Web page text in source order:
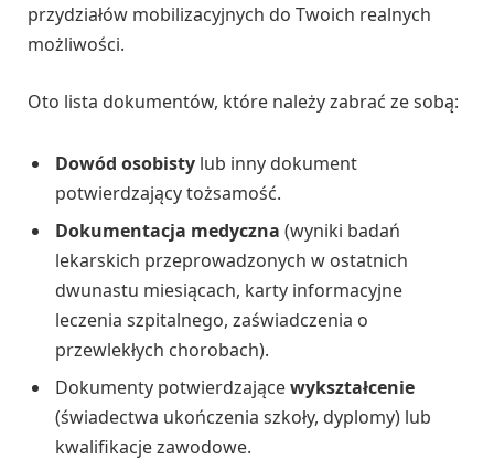
przydziałów mobilizacyjnych do Twoich realnych
możliwości.
Oto lista dokumentów, które należy zabrać ze sobą:
Dowód osobisty lub inny dokument
potwierdzający tożsamość.
Dokumentacja medyczna (wyniki badań
lekarskich przeprowadzonych w ostatnich
dwunastu miesiącach, karty informacyjne
leczenia szpitalnego, zaświadczenia o
przewlekłych chorobach).
Dokumenty potwierdzającewykształcenie
(świadectwa ukończenia szkoły, dyplomy) lub
kwalifikacje zawodowe.